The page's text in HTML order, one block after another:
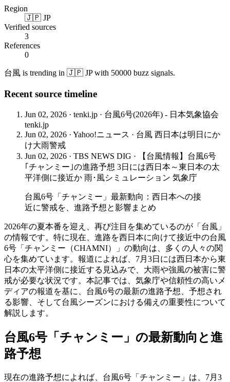
Region
🇯🇵 JP
Verified sources
3
References
0
台風 is trending in 🇯🇵 JP with 50000 buzz signals.
Recent source timeline
Jun 02, 2026 · tenki.jp · 台風6号(2026年) - 日本気象協会
tenki.jp
Jun 02, 2026 · Yahoo!ニュース · 台風 西日本は明日にか
け大雨警戒
Jun 02, 2026 · TBS NEWS DIG ·
【台風情報】台風6号
｢チャンミー｣の進路予想 3日には西日本～東日本の太
平洋側に接近か 雨･風シミュレーション 気象庁
台風6号「チャンミー」最新動向：西日本への接
近に警戒を、進路予想と影響まとめ
2026年の夏本番を迎え、再び注目を集めているのが「台風」
の情報です。特に現在、進路を西日本に向けて接近中の台風
6号「チャンミー（CHAMNI）」の動向は、多くの人々の関
心を集めています。報道によれば、7月3日には西日本から東
日本の太平洋側に接近する見込みで、大雨や強風の被害に警
戒が必要な状況です。本記事では、気象庁や信頼性の高いメ
ディアの報道を基に、台風6号の最新の進路予想、予想され
る影響、そして台風シーズンにおける備えの重要性について
解説します。
台風6号「チャンミー」の最新動向と進
路予想
現在の進路予想によれば、台風6号「チャンミー」は、7月3